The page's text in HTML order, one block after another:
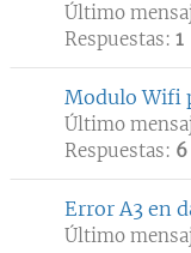
Último
Respuestas: 1
Modulo Wifi
Último
Respuestas: 6
Error A3 en
Último